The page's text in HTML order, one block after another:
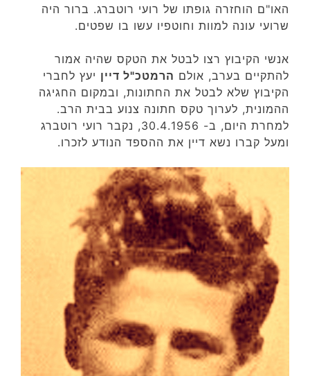
האו"ם הוחזרה גופתו של רועי רוטברג. ברור היה
שרועי עונה למוות וחוטפיו עשו בו שפטים.
אנשי הקיבוץ רצו לבטל את הטקס שהיה אמור
להתקיים בערב, אולם הרמטכ"ל דיין יעץ לחברי
הקיבוץ שלא לבטל את החתונות, ובמקום החגיגה
ההמונית, לערוך טקס חתונה צנוע בבית הרב.
למחרת היום, ב- 30.4.1956, נקבר רועי רוטברג
ומעל קברו נשא דיין את ההספד הנודע לזכרו.